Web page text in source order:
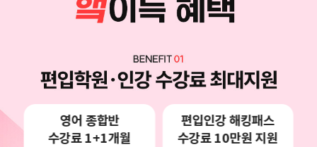
영어 종합반
수강료 1+1개월
편입인강 해킹패스
수강료 10만원 지원